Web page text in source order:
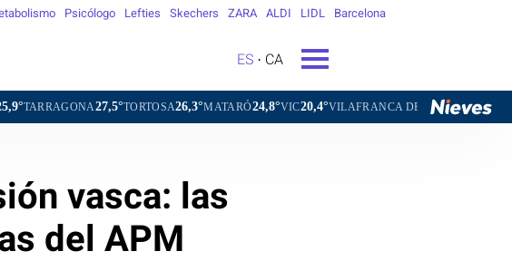
Psicólogo Lefties Skechers ZARA ALDI LIDL Barcelona
ES CA
27,5°TORTOSA26,3°MATARÓ24,8°VIC20,4°VILAFRANCA DEL PENEDÈS23,7°VILANOVA I
vasca: las
del APM